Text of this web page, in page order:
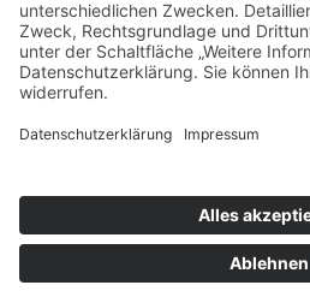
Impressum
Datenschutzerklärung